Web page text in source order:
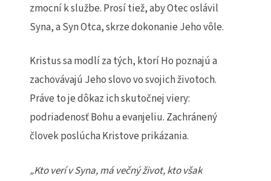
zmocní k službe. Prosí tiež, aby Otec oslávil
Syna, a Syn Otca, skrze dokonanie Jeho vôle.
Kristus sa modlí za tých, ktorí Ho poznajú a
zachovávajú Jeho slovo vo svojich životoch.
Práve to je dôkaz ich skutočnej viery:
podriadenosť Bohu a evanjeliu. Zachránený
človek poslúcha Kristove prikázania.
„Kto verí v Syna, má večný život, kto však